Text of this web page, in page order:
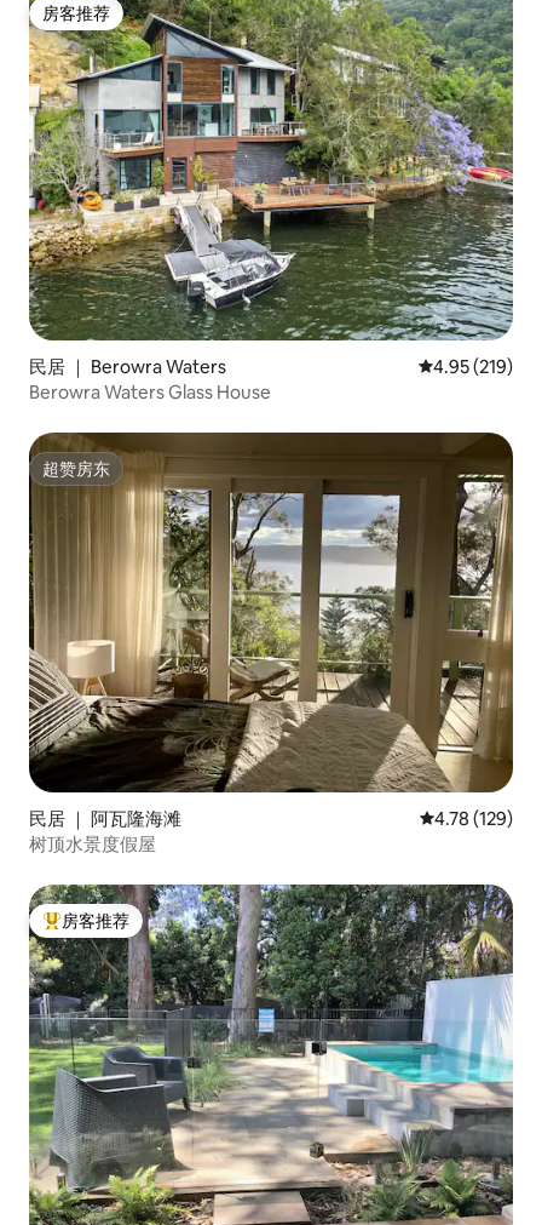
房客推荐
房客推荐
民居 ｜ Berowra Waters 平均评分 4.95
4.95 (219)
Berowra Waters Glass House
超赞房东
超赞房东
民居 ｜ 阿瓦隆海滩 平均评分 4.78
4.78 (129)
树顶水景度假屋
热门「房客推荐」
房客推荐